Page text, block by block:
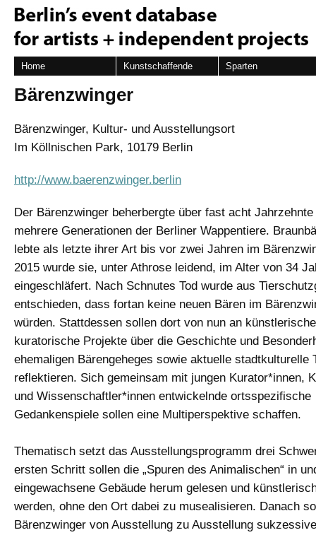
Home Kunstschaffende Sparten
Bärenzwinger
Bärenzwinger, Kultur- und Ausstellungsort
Im Köllnischen Park, 10179 Berlin
http://www.baerenzwinger.berlin
Der Bärenzwinger beherbergte über fast acht Jahrzehnte
mehrere Generationen der Berliner Wappentiere.
lebte als letzte ihrer Art bis vor zwei Jahren im
2015 wurde sie, unter Athrose leidend, im Alter von 34
eingeschläfert. Nach Schnutes Tod wurde aus
entschieden, dass fortan keine neuen Bären im
würden. Stattdessen sollen dort von nun an
kuratorische Projekte über die Geschichte und
ehemaligen Bärengeheges sowie aktuelle stadtkulturelle
reflektieren. Sich gemeinsam mit jungen Kurator*innen,
und Wissenschaftler*innen entwickelnde ortsspezifische
Gedankenspiele sollen eine Multiperspektive schaffen.
Thematisch setzt das Ausstellungsprogramm drei
ersten Schritt sollen die „Spuren des Animalischen“ in
eingewachsene Gebäude herum gelesen und
werden, ohne den Ort dabei zu musealisieren. Danach
Bärenzwinger von Ausstellung zu Ausstellung